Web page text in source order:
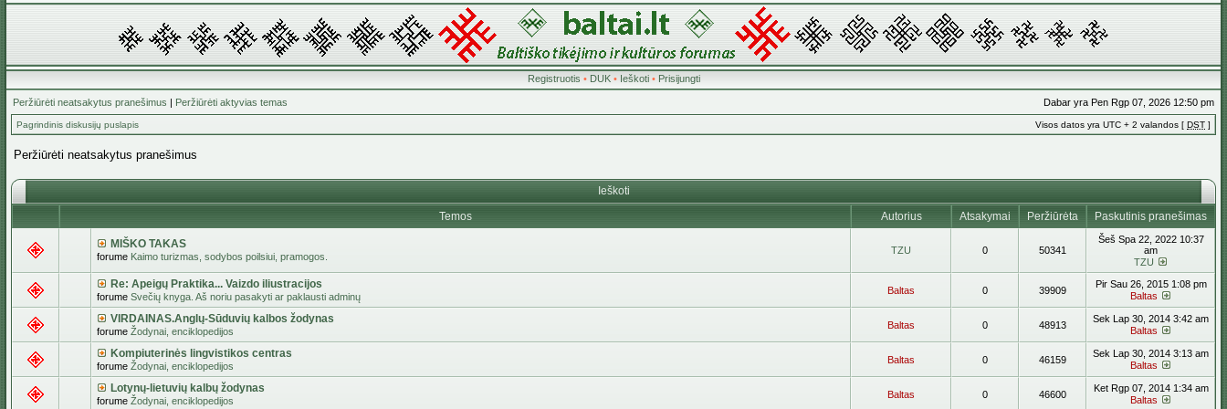
Registruotis • DUK• Ieškoti• Prisijungti
Peržiūrėti neatsakytus pranešimus | Peržiūrėti aktyvias temas Dabar yra Pen Rgp 07, 2026 12:50 pm
Pagrindinis diskusijų puslapis Visos datos yra UTC + 2 valandos [ DST ]
Peržiūrėti neatsakytus pranešimus
Ieškoti
Temos
Autorius Atsakymai Peržiūrėta Paskutinis pranešimas
MIŠKO TAKAS
forume Kaimo turizmas, sodybos poilsiui, pramogos.
TZU 0 50341
Šeš Spa 22, 2022 10:37
am
TZU
Re: Apeigų Praktika... Vaizdo iliustracijos
forume Svečių knyga. Aš noriu pasakyti ar paklausti adminų
Baltas 0 39909
Pir Sau 26, 2015 1:08 pm
Baltas
VIRDAINAS.Anglų-Sūduvių kalbos žodynas
forume Žodynai, enciklopedijos
Baltas 0 48913
Sek Lap 30, 2014 3:42 am
Baltas
Kompiuterinės lingvistikos centras
forume Žodynai, enciklopedijos
Baltas 0 46159
Sek Lap 30, 2014 3:13 am
Baltas
Lotynų-lietuvių kalbų žodynas
forume Žodynai, enciklopedijos
Baltas 0 46600
Ket Rgp 07, 2014 1:34 am
Baltas